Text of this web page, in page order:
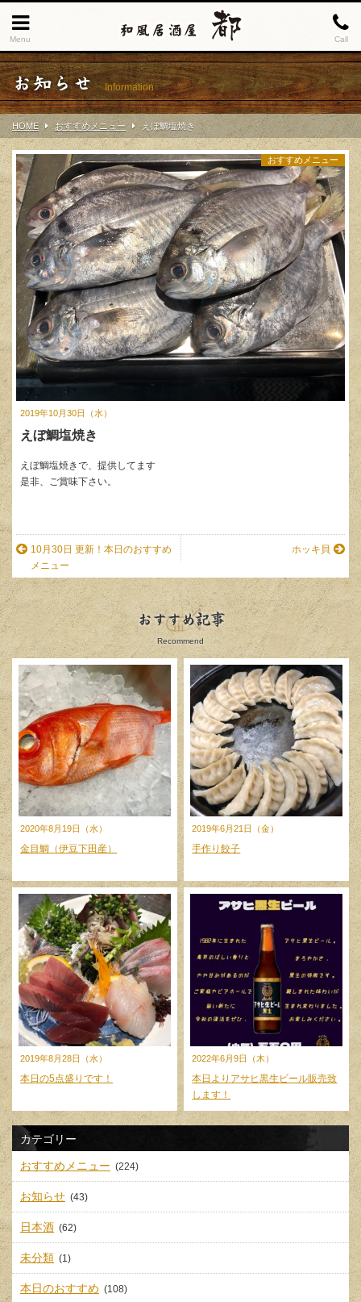
Menu Call
お知らせ Information
HOME おすすめメニュー えぼ鯛塩焼き
2019年10月30日（水）
おすすめメニュー
えぼ鯛塩焼き
えぼ鯛塩焼きで、提供してます
是非、ご賞味下さい。
10月30日 更新！本日のおすすめ
メニュー
ホッキ貝
おすすめ記事
Recommend
2020年8月19日（水）
金目鯛（伊豆下田産）
2019年6月21日（金）
手作り餃子
2019年8月28日（水）
本日の5点盛りです！
2022年6月9日（木）
本日よりアサヒ黒生ビール販売致
します！
カテゴリー
おすすめメニュー (224)
お知らせ (43)
日本酒 (62)
未分類 (1)
本日のおすすめ (108)